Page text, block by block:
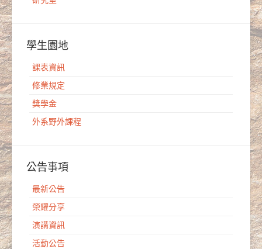
學生園地
課表資訊
修業規定
獎學金
外系野外課程
公告事項
最新公告
榮耀分享
演講資訊
活動公告